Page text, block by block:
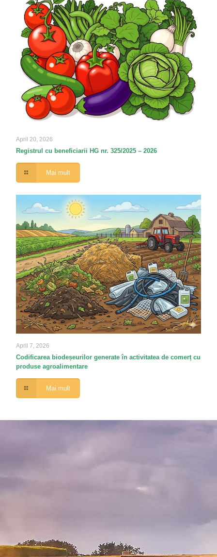
April 20, 2026
Registrul cu beneficiarii HG nr. 325/2025 – 2026
Mai mult
April 7, 2026
Codificarea biodeșeurilor generate în activitatea de comerț cu
produse agroalimentare
Mai mult